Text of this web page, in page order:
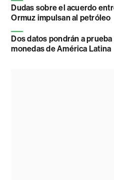
Dudas sobre el acuerdo
Ormuz impulsan al petróleo
Dos datos pondrán a
monedas de América Latina